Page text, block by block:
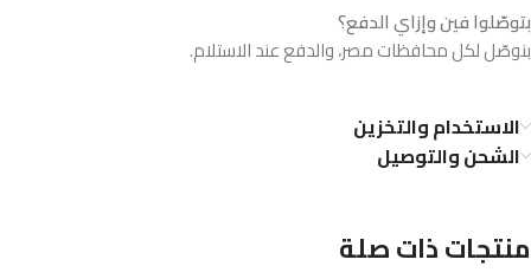
بتوصّلوا فين وإزاي الدفع؟
بنوصّل لكل محافظات مصر، والدفع عند الاستلام.
الاستخدام والتخزين
الشحن والتوصيل
منتجات ذات صلة